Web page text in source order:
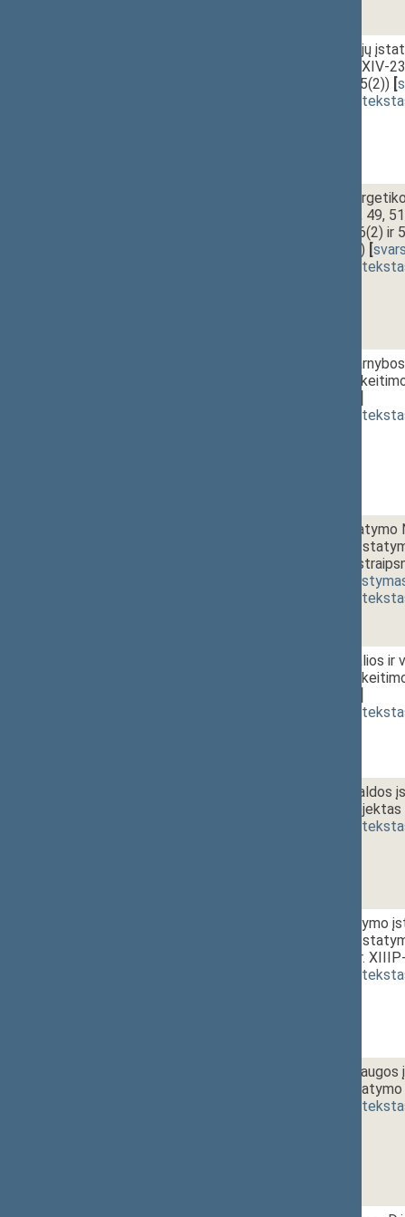
Šalpos pensijų
įstatymo Nr. XIV-
(Nr. XIVP-625(2)) [
dokumento
Elektros
46, 46(1), 47, 49,
papildymo 46(2)
XIVP-648(2)) [
dokumento
Valstybės
straipsnių
dokumento
Švietimo įstatymo
pakeitimo ir
XIII-3268 3
dokumento
Vaiko minimalios
straipsnio
dokumento
Vietos savivaldos
įstatymo
dokumento
Atliekų tvarkymo
pakeitimo ir
projektas (Nr.
dokumento
Aplinkos
straipsniu
dokumento